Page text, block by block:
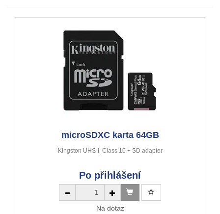
microSDXC karta 64GB
Kingston UHS-I, Class 10 + SD adapter
Po přihlášení
Na dotaz